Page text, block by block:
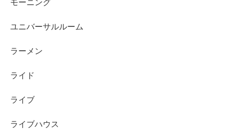
モーニング
ユニバーサルルーム
ラーメン
ライド
ライブ
ライブハウス